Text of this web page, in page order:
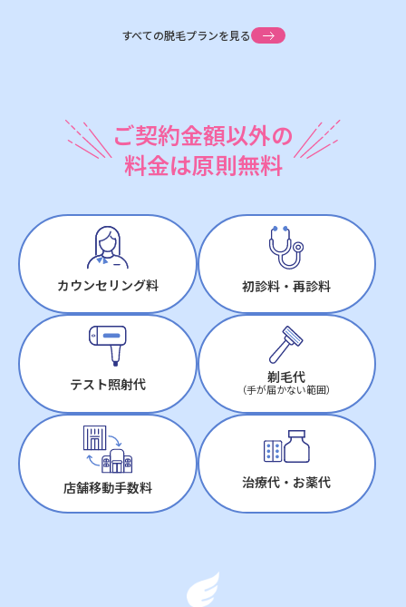
すべての脱毛プランを見る
ご契約金額以外の
料金は原則無料
カウンセリング料 初診料・再診料
テスト照射代 剃毛代
（手が届かない範囲）
店舗移動手数料 治療代・お薬代